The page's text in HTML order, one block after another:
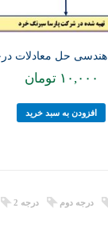
۱۰,۰۰۰ تومان
افزودن به سبد خرید
درجه 2 درجه دوم